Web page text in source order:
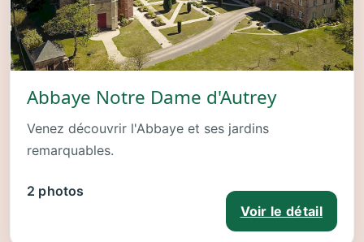
Abbaye Notre Dame d'Autrey
Venez découvrir l'Abbaye et ses jardins
remarquables.
2 photos
Voir le détail